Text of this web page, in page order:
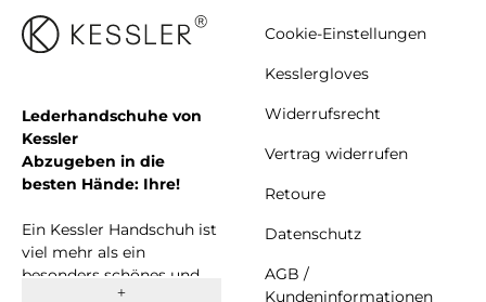
Lederhandschuhe von
Kessler
Abzugeben in die
besten Hände: Ihre!
Ein Kessler Handschuh ist
viel mehr als ein
besonders schönes und
komfortables Accessoire.
Cookie-Einstellungen
Kesslergloves
Widerrufsrecht
Vertrag widerrufen
Retoure
Datenschutz
AGB /
Kundeninformationen